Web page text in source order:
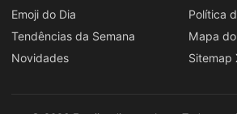
Emoji do Dia
Tendências da Semana
Novidades
Política
Mapa
Sitemap